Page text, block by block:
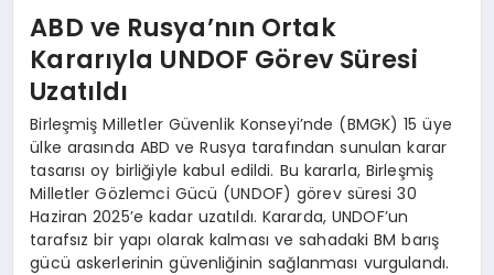
ABD ve Rusya’nın Ortak
Kararıyla UNDOF Görev Süresi
Uzatıldı
Birleşmiş Milletler Güvenlik Konseyi’nde (BMGK) 15 üye
ülke arasında ABD ve Rusya tarafından sunulan karar
tasarısı oy birliğiyle kabul edildi. Bu kararla, Birleşmiş
Milletler Gözlemci Gücü (UNDOF) görev süresi 30
Haziran 2025’e kadar uzatıldı. Kararda, UNDOF’un
tarafsız bir yapı olarak kalması ve sahadaki BM barış
gücü askerlerinin güvenliğinin sağlanması vurgulandı.